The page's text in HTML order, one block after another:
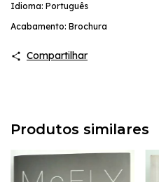
Idioma: Português
Acabamento: Brochura
Compartilhar
Produtos similares